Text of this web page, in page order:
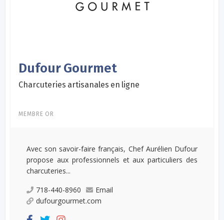
Dufour Gourmet
Charcuteries artisanales en ligne
MEMBRE OR
Avec son savoir-faire français, Chef Aurélien Dufour
propose aux professionnels et aux particuliers des
charcuteries...
718-440-8960
Email
dufourgourmet.com